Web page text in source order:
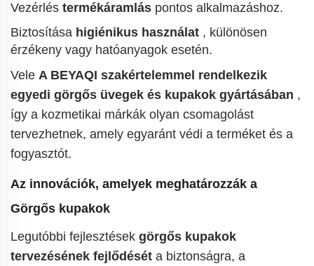
Vezérlés termékáramlás pontos alkalmazáshoz.
Biztosítása higiénikus használat , különösen
érzékeny vagy hatóanyagok esetén.
Vele A BEYAQI szakértelemmel rendelkezik
egyedi görgős üvegek és kupakok gyártásában ,
így a kozmetikai márkák olyan csomagolást
tervezhetnek, amely egyaránt védi a terméket és a
fogyasztót.
Az innovációk, amelyek meghatározzák a
Görgős kupakok
Legutóbbi fejlesztések görgős kupakok
tervezésének fejlődését a biztonságra, a